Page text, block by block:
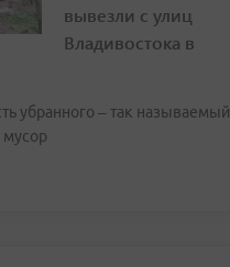
вывезли с улиц
Владивостока в
убранного – так называемый
мусор